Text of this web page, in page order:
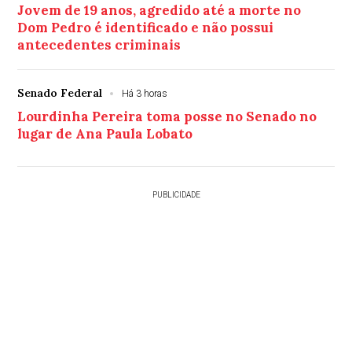
Jovem de 19 anos, agredido até a morte no
Dom Pedro é identificado e não possui
antecedentes criminais
Senado Federal Há 3 horas
Lourdinha Pereira toma posse no Senado no
lugar de Ana Paula Lobato
PUBLICIDADE